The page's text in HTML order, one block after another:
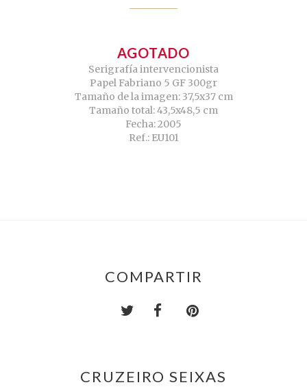
AGOTADO
Serigrafía intervencionista
Papel Fabriano 5 GF 300gr
Tamaño de la imagen: 37,5x37 cm
Tamaño total: 43,5x48,5 cm
Fecha: 2005
Ref.: EU101
COMPARTIR
CRUZEIRO SEIXAS